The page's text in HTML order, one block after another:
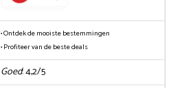
• Ontdek de mooiste bestemmingen
• Profiteer van de beste deals
Goed: 4,2/5